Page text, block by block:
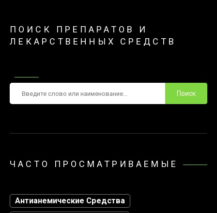
ПОИСК ПРЕПАРАТОВ И
ЛЕКАРСТВЕННЫХ СРЕДСТВ
ЧАСТО ПРОСМАТРИВАЕМЫЕ
Антианемические Средства